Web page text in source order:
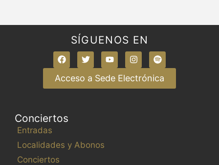
SÍGUENOS EN
Acceso a Sede Electrónica
Conciertos
Entradas
Localidades y Abonos
Conciertos